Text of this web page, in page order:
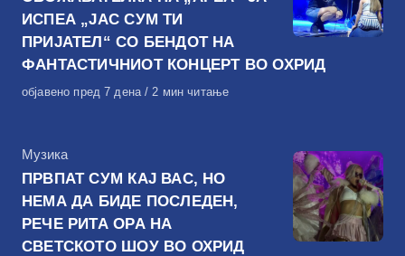
ИСПЕА „ЈАС СУМ ТИ
ПРИЈАТЕЛ“ СО БЕНДОТ НА
ФАНТАСТИЧНИОТ КОНЦЕРТ ВО ОХРИД
Објавено
објавено пред 7 дена 2 мин читање
КАтегорија
Музика
ПРВПАТ СУМ КАЈ ВАС, НО
НЕМА ДА БИДЕ ПОСЛЕДЕН,
РЕЧЕ РИТА ОРА НА
СВЕТСКОТО ШОУ ВО ОХРИД